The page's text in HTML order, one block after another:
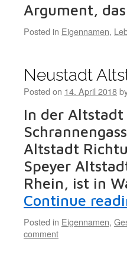
Argument,
Posted in Eigennamen,
Neustadt
Posted on 14. April 2018
In der Altstadt
Altstadt
Speyer
Rhein, ist in
Continue
Posted in Eigennamen,
comment